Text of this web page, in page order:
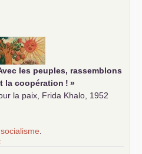
les peuples, rassemblons
la coopération ! »
la paix, Frida Khalo, 1952
socialisme